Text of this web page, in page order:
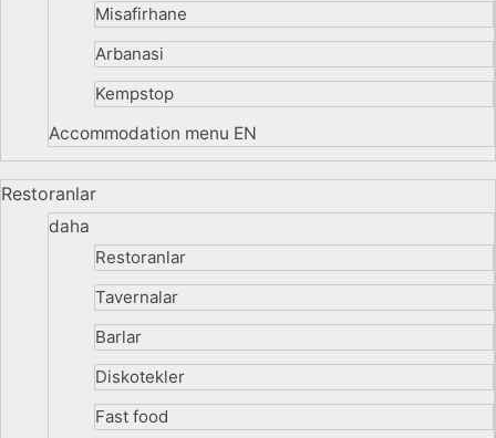
Misafirhane
Arbanasi
Kempstop
Accommodation menu EN
Restoranlar
daha
Restoranlar
Tavernalar
Barlar
Diskotekler
Fast food